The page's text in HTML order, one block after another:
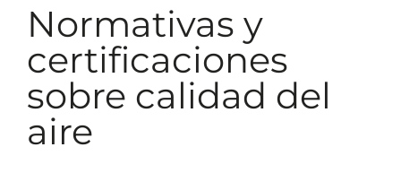
Normativas y
certificaciones
sobre calidad del
aire